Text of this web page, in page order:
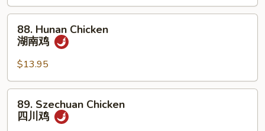
鱼
88.
Hunan
Chicken
南
鸡
88. Hunan Chicken
湖南鸡
$13.95
89.
Szechuan
Chicken
89. Szechuan Chicken
四川鸡